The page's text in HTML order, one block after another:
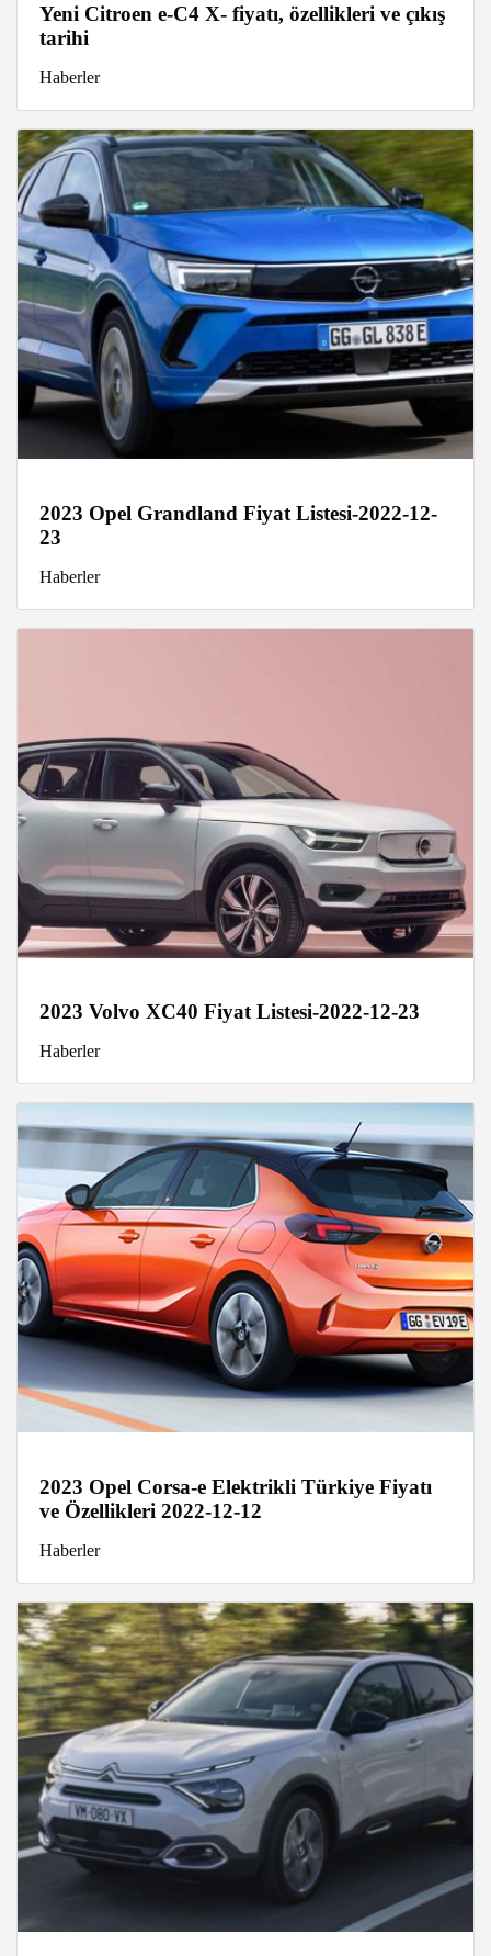
Yeni Citroen e-C4 X- fiyatı, özellikleri ve çıkış
tarihi
Haberler
2023 Opel Grandland Fiyat Listesi-2022-12-
23
Haberler
2023 Volvo XC40 Fiyat Listesi-2022-12-23
Haberler
2023 Opel Corsa-e Elektrikli Türkiye Fiyatı
ve Özellikleri 2022-12-12
Haberler